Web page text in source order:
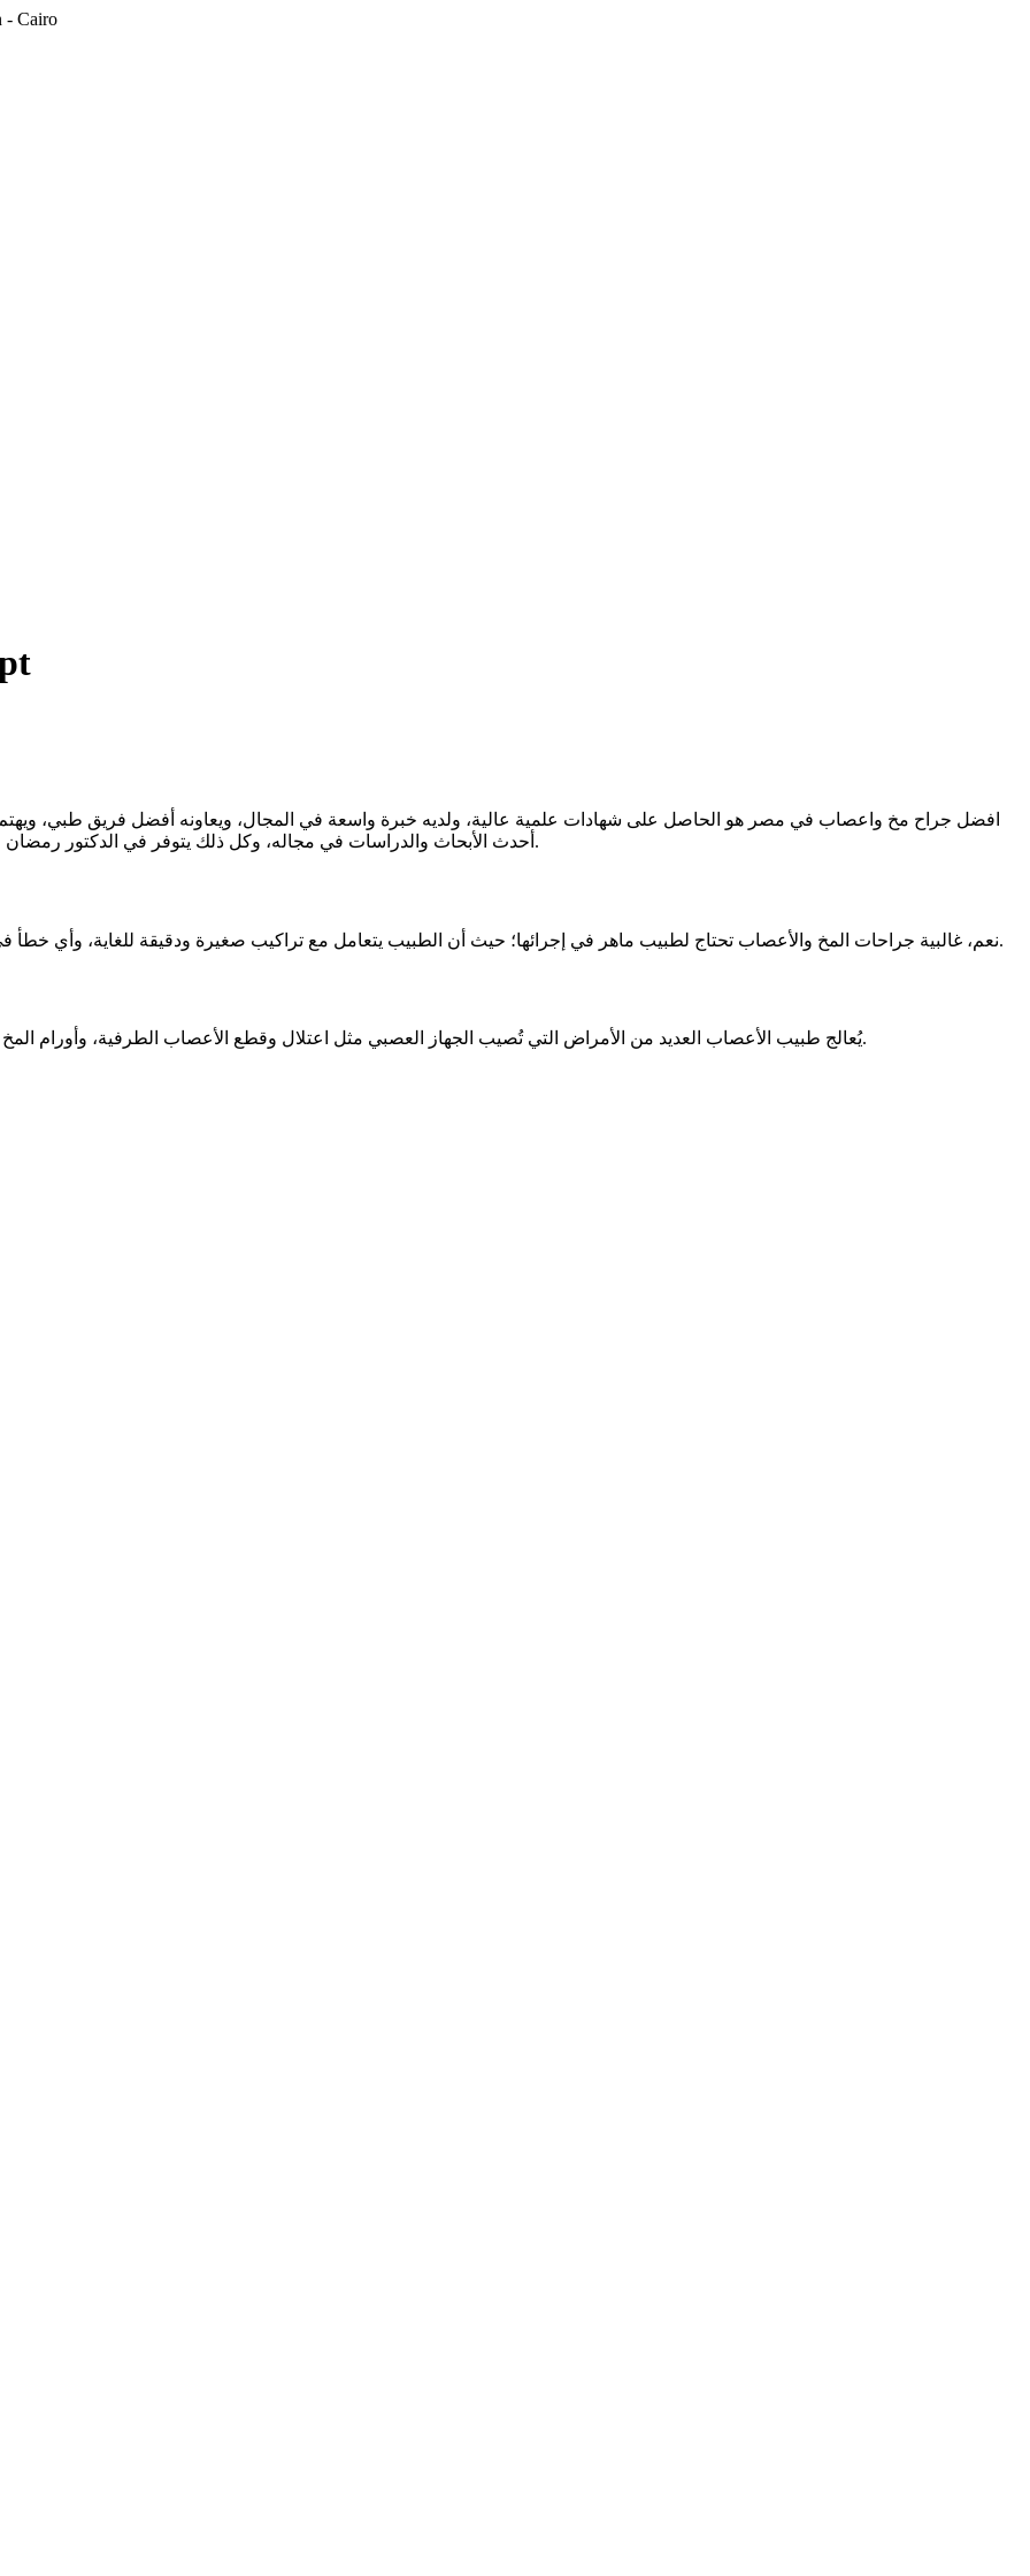
- Cairo
افضل جراح مخ واعصاب في مصر هو الحاصل على شهادات علمية عالية، ولديه خبرة واسعة في المجال، ويعاونه أفضل فريق طبي،
أحدث الأبحاث والدراسات في مجاله، وكل ذلك يتوفر في الدكتور رمضان جلال شمس الدين ـ استشاري جراحة المخ والاعصاب والعمود الفقري.
نعم، غالبية جراحات المخ والأعصاب تحتاج لطبيب ماهر في إجرائها؛ حيث أن الطبيب يتعامل مع تراكيب صغيرة ودقيقة للغاية، وأي خطأ في التعامل معها سوف يُصيب المريض بمشكلات تؤثر عليه طوال حياته.
يُعالج طبيب الأعصاب العديد من الأمراض التي تُصيب الجهاز العصبي مثل اعتلال وقطع الأعصاب الطرفية، وأورام المخ والحبل الشوكي، وغيرها من الأمراض التي قد تحتاج إلى تدخل جراحي.